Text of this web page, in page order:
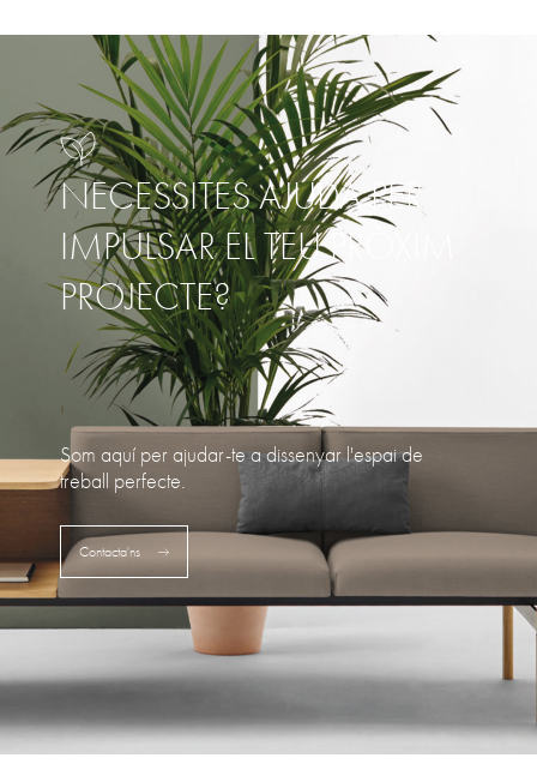
NECESSITES AJUDA PER
IMPULSAR EL TEU PRÒXIM
PROJECTE?
Som aquí per ajudar-te a dissenyar l'espai de
treball perfecte.
Contacta'ns